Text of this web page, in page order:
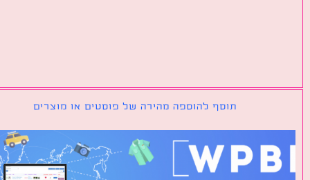
תוסף להוספה מהירה של פוסטים או מוצרים